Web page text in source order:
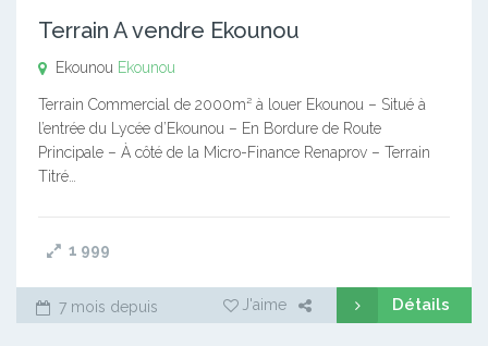
Terrain A vendre Ekounou
Ekounou Ekounou
Terrain Commercial de 2000m² à louer Ekounou – Situé à
l’entrée du Lycée d’Ekounou – En Bordure de Route
Principale – À côté de la Micro-Finance Renaprov – Terrain
Titré…
1 999
7 mois depuis J'aime Détails